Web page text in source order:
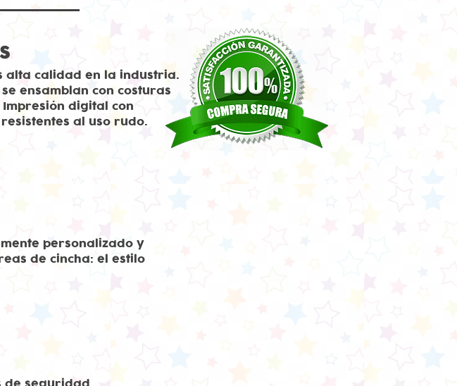
alta calidad en la industria.
ensamblan con costuras
digital con
al uso rudo.
personalizado y
de cincha: el estilo